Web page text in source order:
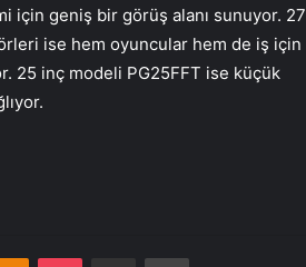
için geniş bir görüş alanı sunuyor. 27
ise hem oyuncular hem de iş için
25 inç modeli PG25FFT ise küçük
Odnoklassniki
Pocket E-Posta ile paylaş Yazdır